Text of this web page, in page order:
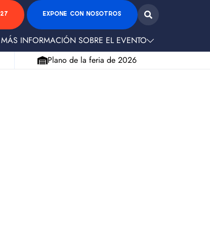
EXPONE CON NOSOTROS
MÁS INFORMACIÓN SOBRE EL EVENTO
Plano de la feria de 2026